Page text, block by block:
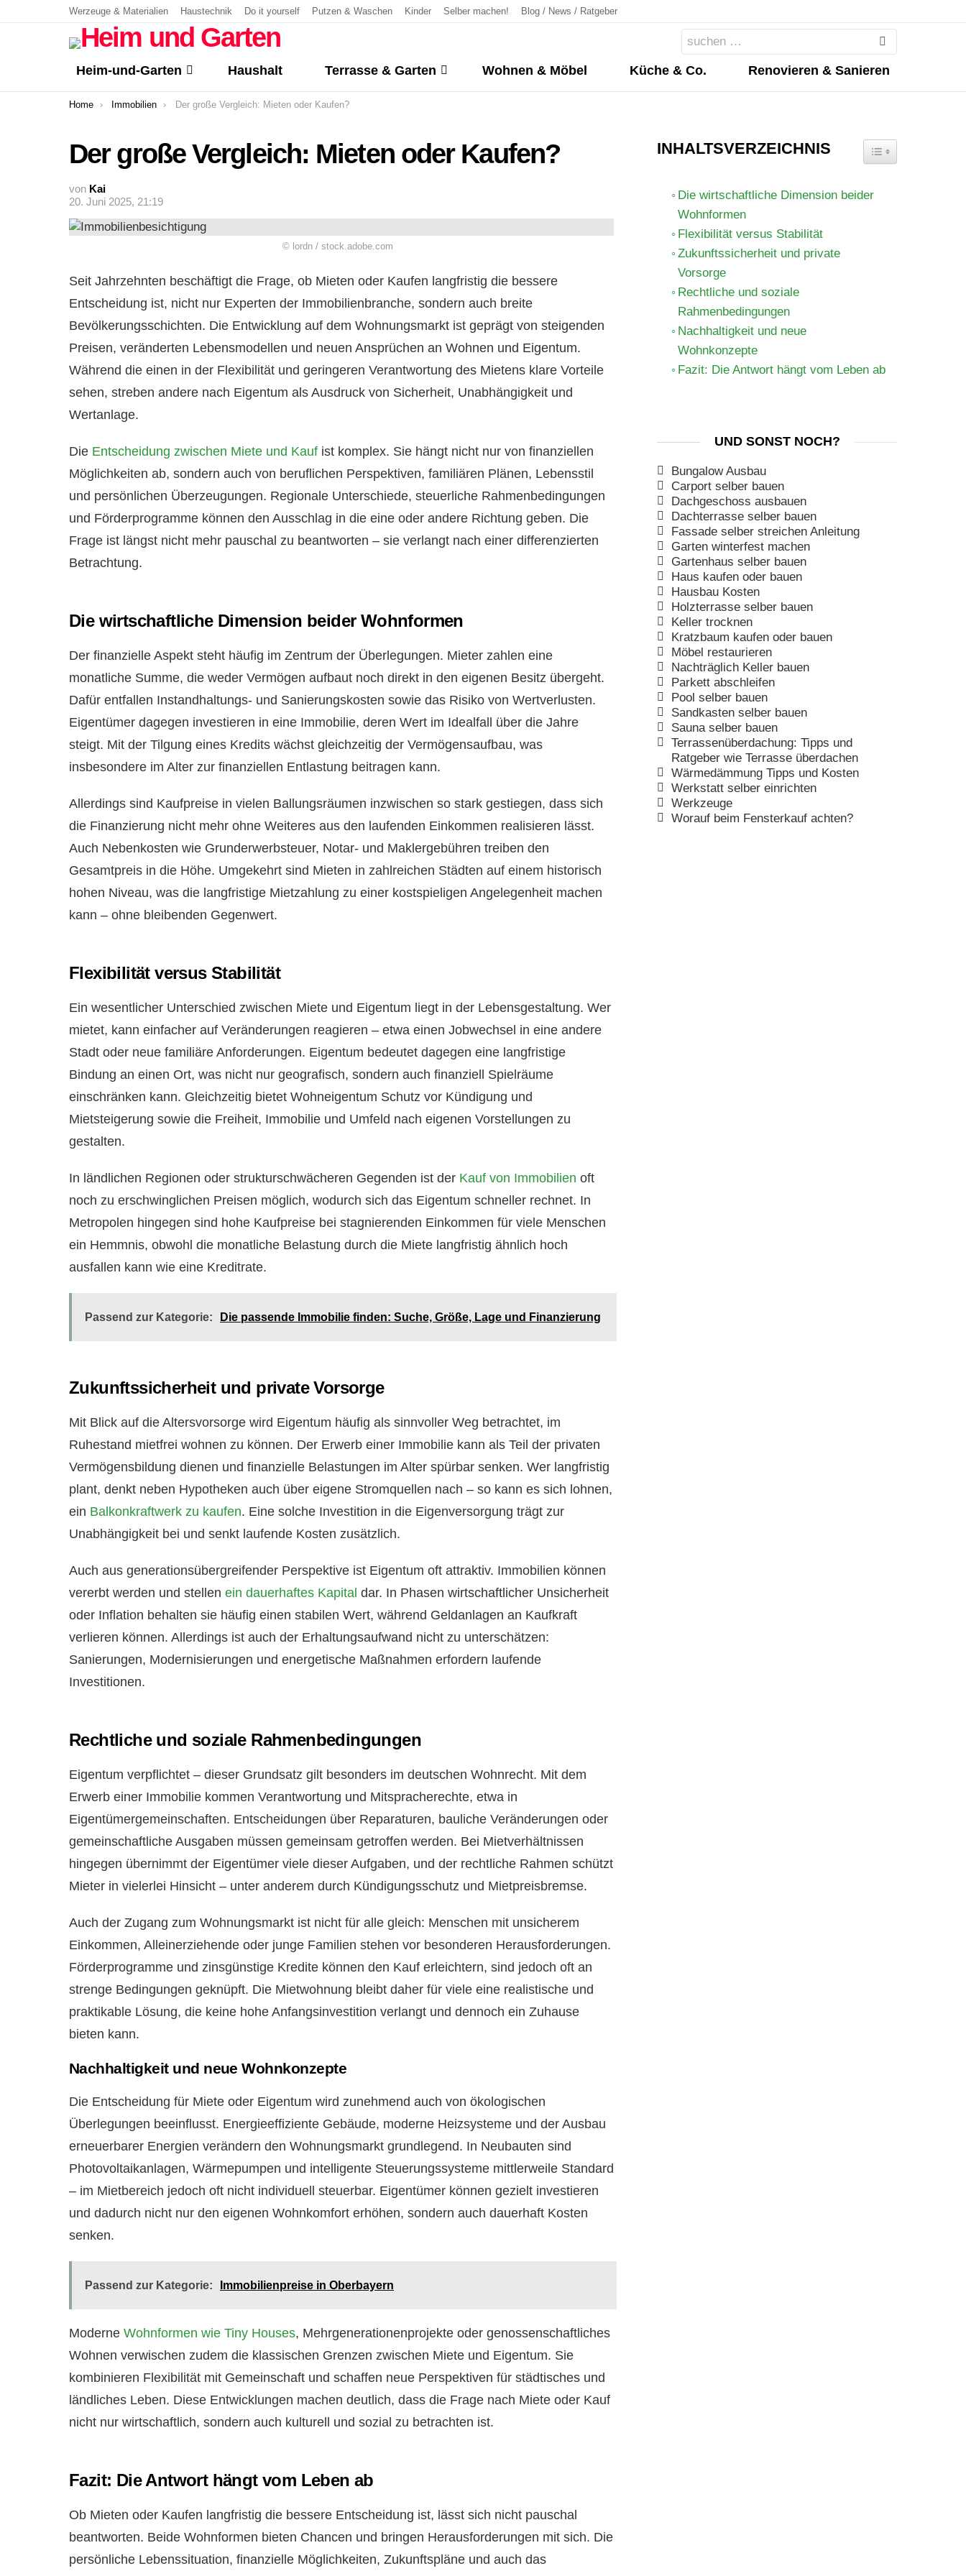
Werzeuge & Materialien Haustechnik Do it yourself Putzen & Waschen Kinder Selber machen! Blog / News / Ratgeber
for:
Heim-und-Garten Haushalt Terrasse & Garten Wohnen & Möbel Küche & Co. Renovieren & Sanieren
You are here:
Home Immobilien Der große Vergleich: Mieten oder Kaufen?
Der große Vergleich: Mieten oder Kaufen?
von Kai
20. Juni 2025, 21:19
© lordn / stock.adobe.com
Seit Jahrzehnten beschäftigt die Frage, ob Mieten oder Kaufen langfristig die bessere
Entscheidung ist, nicht nur Experten der Immobilienbranche, sondern auch breite
Bevölkerungsschichten. Die Entwicklung auf dem Wohnungsmarkt ist geprägt von steigenden
Preisen, veränderten Lebensmodellen und neuen Ansprüchen an Wohnen und Eigentum.
Während die einen in der Flexibilität und geringeren Verantwortung des Mietens klare Vorteile
sehen, streben andere nach Eigentum als Ausdruck von Sicherheit, Unabhängigkeit und
Wertanlage.
Die Entscheidung zwischen Miete und Kauf ist komplex. Sie hängt nicht nur von finanziellen
Möglichkeiten ab, sondern auch von beruflichen Perspektiven, familiären Plänen, Lebensstil
und persönlichen Überzeugungen. Regionale Unterschiede, steuerliche Rahmenbedingungen
und Förderprogramme können den Ausschlag in die eine oder andere Richtung geben. Die
Frage ist längst nicht mehr pauschal zu beantworten – sie verlangt nach einer differenzierten
Betrachtung.
Die wirtschaftliche Dimension beider Wohnformen
Der finanzielle Aspekt steht häufig im Zentrum der Überlegungen. Mieter zahlen eine
monatliche Summe, die weder Vermögen aufbaut noch direkt in den eigenen Besitz übergeht.
Dafür entfallen Instandhaltungs- und Sanierungskosten sowie das Risiko von Wertverlusten.
Eigentümer dagegen investieren in eine Immobilie, deren Wert im Idealfall über die Jahre
steigt. Mit der Tilgung eines Kredits wächst gleichzeitig der Vermögensaufbau, was
insbesondere im Alter zur finanziellen Entlastung beitragen kann.
Allerdings sind Kaufpreise in vielen Ballungsräumen inzwischen so stark gestiegen, dass sich
die Finanzierung nicht mehr ohne Weiteres aus den laufenden Einkommen realisieren lässt.
Auch Nebenkosten wie Grunderwerbsteuer, Notar- und Maklergebühren treiben den
Gesamtpreis in die Höhe. Umgekehrt sind Mieten in zahlreichen Städten auf einem historisch
hohen Niveau, was die langfristige Mietzahlung zu einer kostspieligen Angelegenheit machen
kann – ohne bleibenden Gegenwert.
Flexibilität versus Stabilität
Ein wesentlicher Unterschied zwischen Miete und Eigentum liegt in der Lebensgestaltung. Wer
mietet, kann einfacher auf Veränderungen reagieren – etwa einen Jobwechsel in eine andere
Stadt oder neue familiäre Anforderungen. Eigentum bedeutet dagegen eine langfristige
Bindung an einen Ort, was nicht nur geografisch, sondern auch finanziell Spielräume
einschränken kann. Gleichzeitig bietet Wohneigentum Schutz vor Kündigung und
Mietsteigerung sowie die Freiheit, Immobilie und Umfeld nach eigenen Vorstellungen zu
gestalten.
In ländlichen Regionen oder strukturschwächeren Gegenden ist der Kauf von Immobilien oft
noch zu erschwinglichen Preisen möglich, wodurch sich das Eigentum schneller rechnet. In
Metropolen hingegen sind hohe Kaufpreise bei stagnierenden Einkommen für viele Menschen
ein Hemmnis, obwohl die monatliche Belastung durch die Miete langfristig ähnlich hoch
ausfallen kann wie eine Kreditrate.
Passend zur Kategorie: Die passende Immobilie finden: Suche, Größe, Lage und Finanzierung
Zukunftssicherheit und private Vorsorge
Mit Blick auf die Altersvorsorge wird Eigentum häufig als sinnvoller Weg betrachtet, im
Ruhestand mietfrei wohnen zu können. Der Erwerb einer Immobilie kann als Teil der privaten
Vermögensbildung dienen und finanzielle Belastungen im Alter spürbar senken. Wer langfristig
plant, denkt neben Hypotheken auch über eigene Stromquellen nach – so kann es sich lohnen,
ein Balkonkraftwerk zu kaufen. Eine solche Investition in die Eigenversorgung trägt zur
Unabhängigkeit bei und senkt laufende Kosten zusätzlich.
Auch aus generationsübergreifender Perspektive ist Eigentum oft attraktiv. Immobilien können
vererbt werden und stellen ein dauerhaftes Kapital dar. In Phasen wirtschaftlicher Unsicherheit
oder Inflation behalten sie häufig einen stabilen Wert, während Geldanlagen an Kaufkraft
verlieren können. Allerdings ist auch der Erhaltungsaufwand nicht zu unterschätzen:
Sanierungen, Modernisierungen und energetische Maßnahmen erfordern laufende
Investitionen.
Rechtliche und soziale Rahmenbedingungen
Eigentum verpflichtet – dieser Grundsatz gilt besonders im deutschen Wohnrecht. Mit dem
Erwerb einer Immobilie kommen Verantwortung und Mitspracherechte, etwa in
Eigentümergemeinschaften. Entscheidungen über Reparaturen, bauliche Veränderungen oder
gemeinschaftliche Ausgaben müssen gemeinsam getroffen werden. Bei Mietverhältnissen
hingegen übernimmt der Eigentümer viele dieser Aufgaben, und der rechtliche Rahmen schützt
Mieter in vielerlei Hinsicht – unter anderem durch Kündigungsschutz und Mietpreisbremse.
Auch der Zugang zum Wohnungsmarkt ist nicht für alle gleich: Menschen mit unsicherem
Einkommen, Alleinerziehende oder junge Familien stehen vor besonderen Herausforderungen.
Förderprogramme und zinsgünstige Kredite können den Kauf erleichtern, sind jedoch oft an
strenge Bedingungen geknüpft. Die Mietwohnung bleibt daher für viele eine realistische und
praktikable Lösung, die keine hohe Anfangsinvestition verlangt und dennoch ein Zuhause
bieten kann.
Nachhaltigkeit und neue Wohnkonzepte
Die Entscheidung für Miete oder Eigentum wird zunehmend auch von ökologischen
Überlegungen beeinflusst. Energieeffiziente Gebäude, moderne Heizsysteme und der Ausbau
erneuerbarer Energien verändern den Wohnungsmarkt grundlegend. In Neubauten sind
Photovoltaikanlagen, Wärmepumpen und intelligente Steuerungssysteme mittlerweile Standard
– im Mietbereich jedoch oft nicht individuell steuerbar. Eigentümer können gezielt investieren
und dadurch nicht nur den eigenen Wohnkomfort erhöhen, sondern auch dauerhaft Kosten
senken.
Passend zur Kategorie: Immobilienpreise in Oberbayern
Moderne Wohnformen wie Tiny Houses, Mehrgenerationenprojekte oder genossenschaftliches
Wohnen verwischen zudem die klassischen Grenzen zwischen Miete und Eigentum. Sie
kombinieren Flexibilität mit Gemeinschaft und schaffen neue Perspektiven für städtisches und
ländliches Leben. Diese Entwicklungen machen deutlich, dass die Frage nach Miete oder Kauf
nicht nur wirtschaftlich, sondern auch kulturell und sozial zu betrachten ist.
Fazit: Die Antwort hängt vom Leben ab
Ob Mieten oder Kaufen langfristig die bessere Entscheidung ist, lässt sich nicht pauschal
beantworten. Beide Wohnformen bieten Chancen und bringen Herausforderungen mit sich. Die
persönliche Lebenssituation, finanzielle Möglichkeiten, Zukunftspläne und auch das
INHALTSVERZEICHNIS TOGGLE TABLE OF
Die wirtschaftliche Dimension beider
Wohnformen
Flexibilität versus Stabilität
Zukunftssicherheit und private
Vorsorge
Rechtliche und soziale
Rahmenbedingungen
Nachhaltigkeit und neue
Wohnkonzepte
Fazit: Die Antwort hängt vom Leben ab
UND SONST NOCH?
Bungalow Ausbau
Carport selber bauen
Dachgeschoss ausbauen
Dachterrasse selber bauen
Fassade selber streichen Anleitung
Garten winterfest machen
Gartenhaus selber bauen
Haus kaufen oder bauen
Hausbau Kosten
Holzterrasse selber bauen
Keller trocknen
Kratzbaum kaufen oder bauen
Möbel restaurieren
Nachträglich Keller bauen
Parkett abschleifen
Pool selber bauen
Sandkasten selber bauen
Sauna selber bauen
Terrassenüberdachung: Tipps und
Ratgeber wie Terrasse überdachen
Wärmedämmung Tipps und Kosten
Werkstatt selber einrichten
Werkzeuge
Worauf beim Fensterkauf achten?